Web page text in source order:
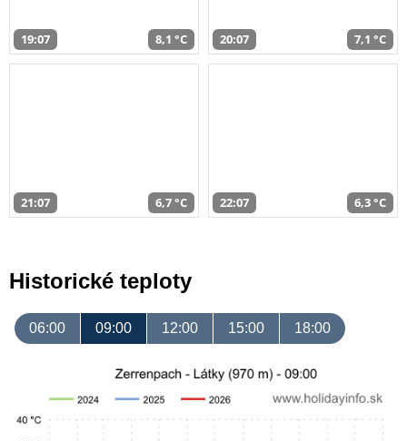
19:07 8,1 °C 20:07 7,1 °C
21:07 6,7 °C 22:07 6,3 °C
Historické teploty
06:00 09:00 12:00 15:00 18:00